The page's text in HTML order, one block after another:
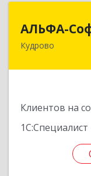
АЛЬФА-
Кудрово
Клиентов на
1С:Специалист
188692,